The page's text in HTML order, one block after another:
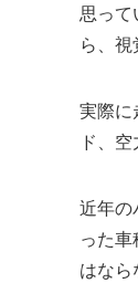
思って
ら、視
実際に
ド、
近年の
った
はなら